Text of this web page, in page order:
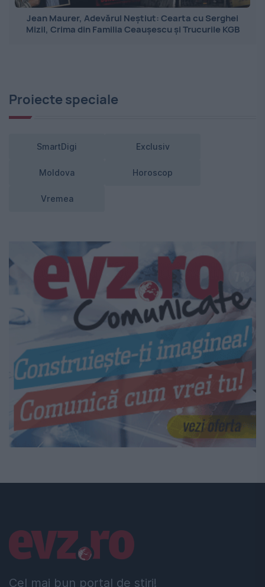
Jean Maurer, Adevărul Neștiut: Cearta cu Serghei
Mizil, Crima din Familia Ceaușescu și Trucurile KGB
Proiecte speciale
SmartDigi Exclusiv
Moldova Horoscop
Vremea
Cel mai bun portal de stiri!
Linkuri utile